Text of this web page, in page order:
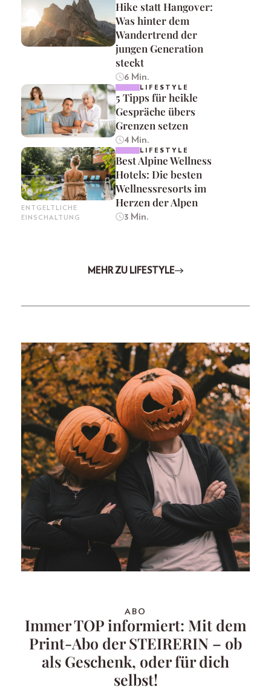
Hike statt Hangover:
Was hinter dem
Wandertrend der
jungen Generation
steckt
6 Min.
LIFESTYLE
5 Tipps für heikle
Gespräche übers
Grenzen setzen
4 Min.
ENTGELTLICHE
EINSCHALTUNG
LIFESTYLE
Best Alpine Wellness
Hotels: Die besten
Wellnessresorts im
Herzen der Alpen
3 Min.
MEHR ZU LIFESTYLE
ABO
Immer TOP informiert: Mit dem
Print-Abo der STEIRERIN – ob
als Geschenk, oder für dich
selbst!